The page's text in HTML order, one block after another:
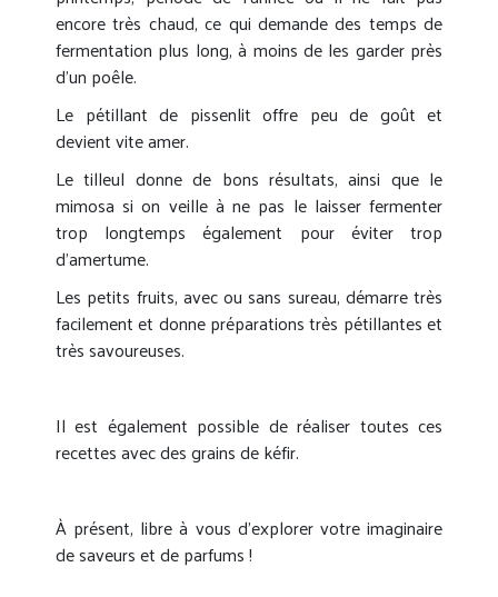
encore très chaud, ce qui demande des temps de
fermentation plus long, à moins de les garder près
d’un poêle.
Le pétillant de pissenlit offre peu de goût et
devient vite amer.
Le tilleul donne de bons résultats, ainsi que le
mimosa si on veille à ne pas le laisser fermenter
trop longtemps également pour éviter trop
d’amertume.
Les petits fruits, avec ou sans sureau, démarre très
facilement et donne préparations très pétillantes et
très savoureuses.
Il est également possible de réaliser toutes ces
recettes avec des grains de kéfir.
À présent, libre à vous d’explorer votre imaginaire
de saveurs et de parfums !